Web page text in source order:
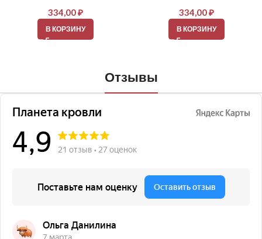
334,00₽
В КОРЗИНУ
334,00₽
В КОРЗИНУ
Отзывы